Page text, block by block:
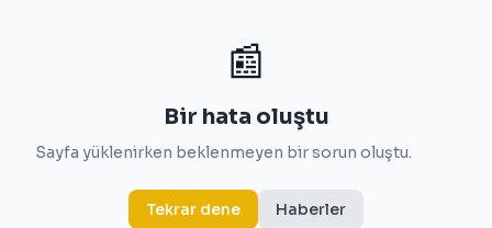
📰
Bir hata oluştu
Sayfa yüklenirken beklenmeyen bir sorun oluştu.
Tekrar dene Haberler